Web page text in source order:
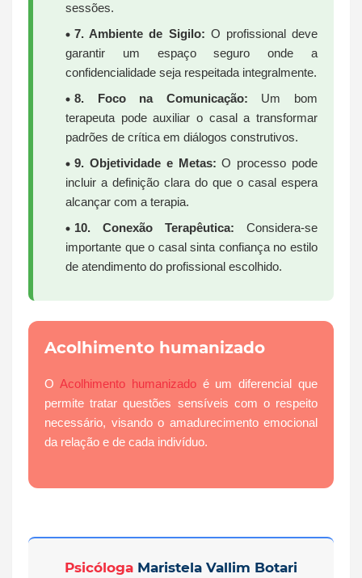
sessões.
7. Ambiente de Sigilo: O profissional deve
garantir um espaço seguro onde a
confidencialidade seja respeitada integralmente.
8. Foco na Comunicação: Um bom
terapeuta pode auxiliar o casal a transformar
padrões de crítica em diálogos construtivos.
9. Objetividade e Metas: O processo pode
incluir a definição clara do que o casal espera
alcançar com a terapia.
10. Conexão Terapêutica: Considera-se
importante que o casal sinta confiança no estilo
de atendimento do profissional escolhido.
Acolhimento humanizado
O Acolhimento humanizadoé um diferencial que
permite tratar questões sensíveis com o respeito
necessário, visando o amadurecimento emocional
da relação e de cada indivíduo.
Psicóloga Maristela Vallim Botari